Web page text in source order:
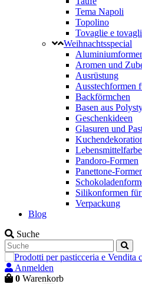
Tema Napoli
Topolino
Tovaglie e
Weihnachtsspecial
Aromen und
Ausrüstung
Ausstechformen
Backförmchen
Basen aus
Geschenkideen
Glasuren und
Lebensmittelfarbe
Pandoro-Formen
Panettone-
Silikonformen
Verpackung
Blog
Suche
Anmelden
0 Warenkorb